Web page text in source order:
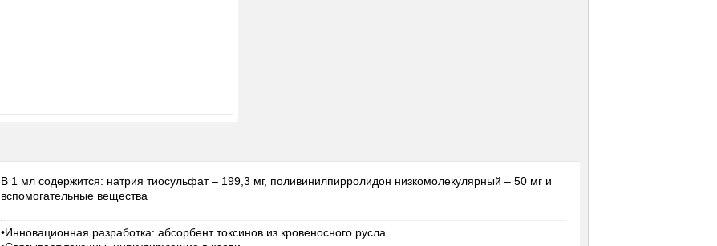
В 1 мл содержится: натрия тиосульфат – 199,3 мг, поливинилпирролидон низкомолекулярный – 50 мг и
вспомогательные вещества
•Инновационная разработка: абсорбент токсинов из кровеносного русла.